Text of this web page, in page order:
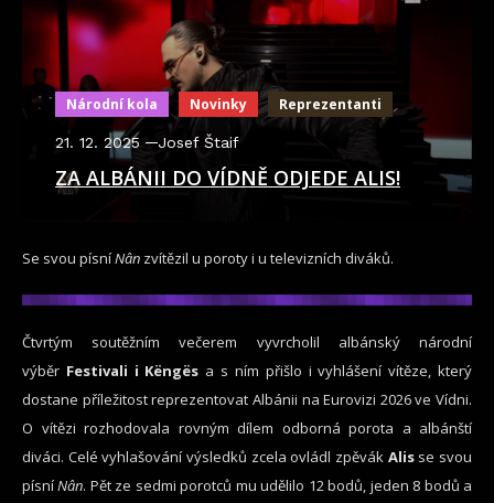
Národní kola Novinky Reprezentanti
21. 12. 2025 Josef Štaif
ZA ALBÁNII DO VÍDNĚ ODJEDE ALIS!
Se svou písníNân zvítězil u poroty i u televizních diváků.
Čtvrtým soutěžním večerem vyvrcholil albánský národní
výběr Festivali i Këngës a s ním přišlo i vyhlášení vítěze, který
dostane příležitost reprezentovat Albánii na Eurovizi 2026 ve Vídni.
O vítězi rozhodovala rovným dílem odborná porota a albánští
diváci. Celé vyhlašování výsledků zcela ovládl zpěvák Alisse svou
písníNân. Pět ze sedmi porotců mu udělilo 12 bodů, jeden 8 bodů a